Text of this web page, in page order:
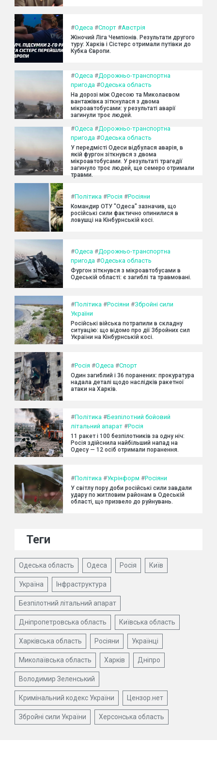
#Одеса #Спорт #Австрія
Жіночий Ліга Чемпіонів. Результати другого
туру: Харків і Сістерс отримали путівки до
Кубка Європи.
#Одеса #Дорожньо-транспортна
пригода #Одеська область
На дорозі між Одесою та Миколаєвом
вантажівка зіткнулася з двома
мікроавтобусами: у результаті аварії
загинули троє людей.
#Одеса #Дорожньо-транспортна
пригода #Одеська область
У передмісті Одеси відбулася аварія, в
якій фургон зіткнувся з двома
мікроавтобусами. У результаті трагедії
загинуло троє людей, ще семеро отримали
травми.
#Політика #Росія #Росіяни
Командир ОТУ "Одеса" зазначив, що
російські сили фактично опинилися в
ловушці на Кінбурнській косі.
#Одеса #Дорожньо-транспортна
пригода #Одеська область
Фургон зіткнувся з мікроавтобусами в
Одеській області: є загиблі та травмовані.
#Політика #Росіяни #Збройні сили
України
Російські війська потрапили в складну
ситуацію: що відомо про дії Збройних сил
України на Кінбурнській косі.
#Росія #Одеса #Спорт
Один загиблий і 36 поранених: прокуратура
надала деталі щодо наслідків ракетної
атаки на Харків.
#Політика #Безпілотний бойовий
літальний апарат #Росія
11 ракет і 100 безпілотників за одну ніч:
Росія здійснила найбільший напад на
Одесу — 12 осіб отримали поранення.
#Політика #Укрінформ #Росіяни
У світлу пору доби російські сили завдали
удару по житловим районам в Одеській
області, що призвело до руйнувань.
Теги
Одеська область Одеса Росія Київ
Україна Інфраструктура
Безпілотний літальний апарат
Дніпропетровська область Київська область
Харківська область Росіяни Українці
Миколаївська область Харків Дніпро
Володимир Зеленський
Кримінальний кодекс України Цензор.нет
Збройні сили України Херсонська область